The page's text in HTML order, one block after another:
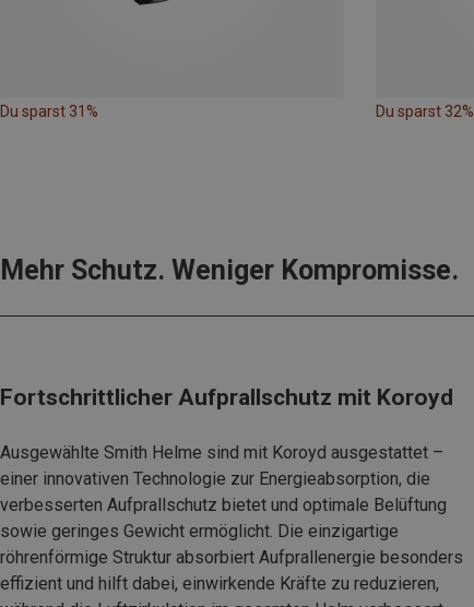
Du sparst 31% Du sparst 32%
Mehr Schutz. Weniger Kompromisse.
Fortschrittlicher Aufprallschutz mit Koroyd
Ausgewählte Smith Helme sind mit Koroyd ausgestattet –
einer innovativen Technologie zur Energieabsorption, die
verbesserten Aufprallschutz bietet und optimale Belüftung
sowie geringes Gewicht ermöglicht. Die einzigartige
röhrenförmige Struktur absorbiert Aufprallenergie besonders
effizient und hilft dabei, einwirkende Kräfte zu reduzieren,